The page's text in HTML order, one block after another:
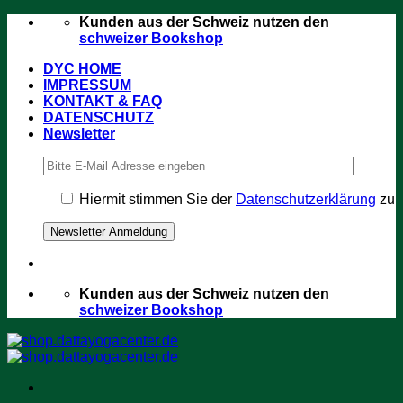
Zum
Kunden aus der Schweiz nutzen den
schweizer Bookshop
DYC HOME
IMPRESSUM
KONTAKT & FAQ
DATENSCHUTZ
Newsletter
Hiermit stimmen Sie der Datenschutzerklärung zu
Kunden aus der Schweiz nutzen den
schweizer Bookshop